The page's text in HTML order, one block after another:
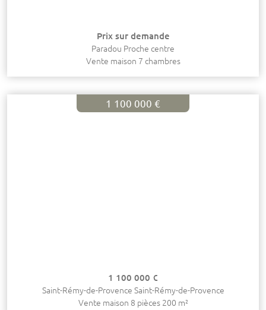
Prix sur demande
Paradou Proche centre
Vente maison 7 chambres
1 100 000 €
1 100 000 €
Saint-Rémy-de-Provence Saint-Rémy-de-Provence
Vente maison 8 pièces 200 m²